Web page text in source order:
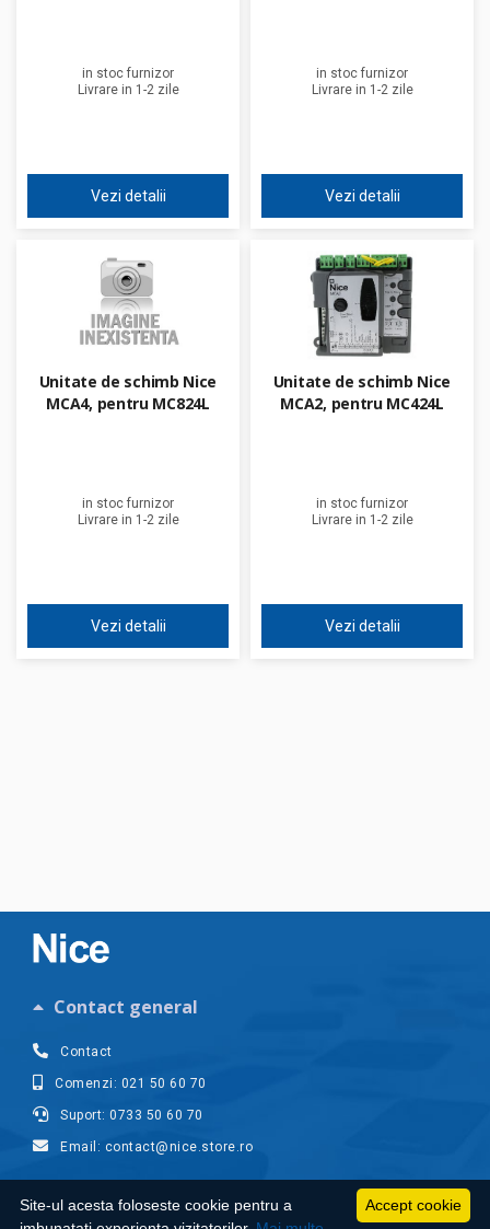
in stoc furnizor
Livrare in 1-2 zile
Vezi detalii
in stoc furnizor
Livrare in 1-2 zile
Vezi detalii
Unitate de schimb Nice
MCA4, pentru MC824L
in stoc furnizor
Livrare in 1-2 zile
Vezi detalii
Unitate de schimb Nice
MCA2, pentru MC424L
in stoc furnizor
Livrare in 1-2 zile
Vezi detalii
Contact general
Contact
Comenzi: 021 50 60 70
Suport: 0733 50 60 70
Email: contact@nice.store.ro
Contul meu Accept cookie
Site-ul acesta foloseste cookie pentru a